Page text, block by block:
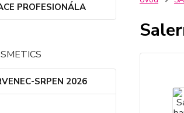
PROFESIONÁLA
SRPEN 2026